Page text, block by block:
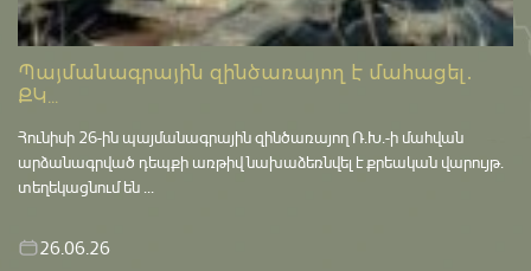
Պայմանագրային զինծառայող է մահացել․
ՔԿ...
Հունիսի 26-ին պայմանագրային զինծառայող Ռ.Խ.-ի մահվան
արձանագրված դեպքի առթիվ նախաձեռնվել է քրեական վարույթ․
տեղեկացնում են ...
26.06.26